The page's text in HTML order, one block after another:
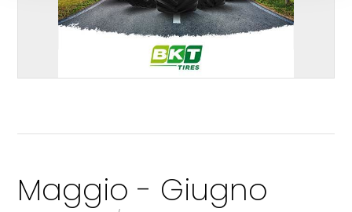
Maggio - Giugno